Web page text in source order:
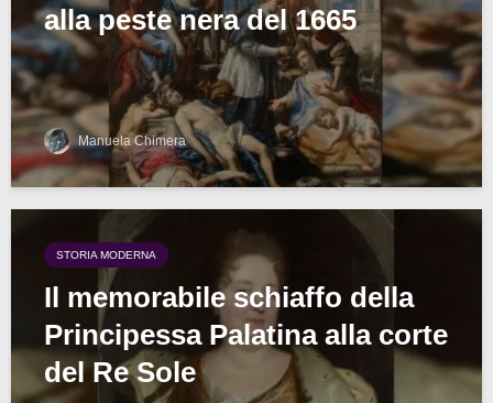
alla peste nera del 1665
Manuela Chimera
STORIA MODERNA
Il memorabile schiaffo della
Principessa Palatina alla corte
del Re Sole